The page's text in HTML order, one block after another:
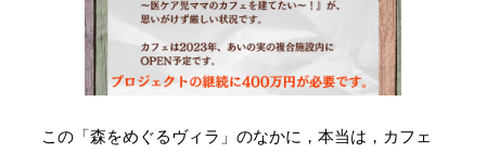
この「森をめぐるヴィラ」のなかに，本当は，カフェ